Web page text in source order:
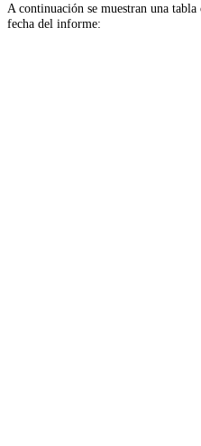
A continuación se muestran una tabla
fecha del informe: